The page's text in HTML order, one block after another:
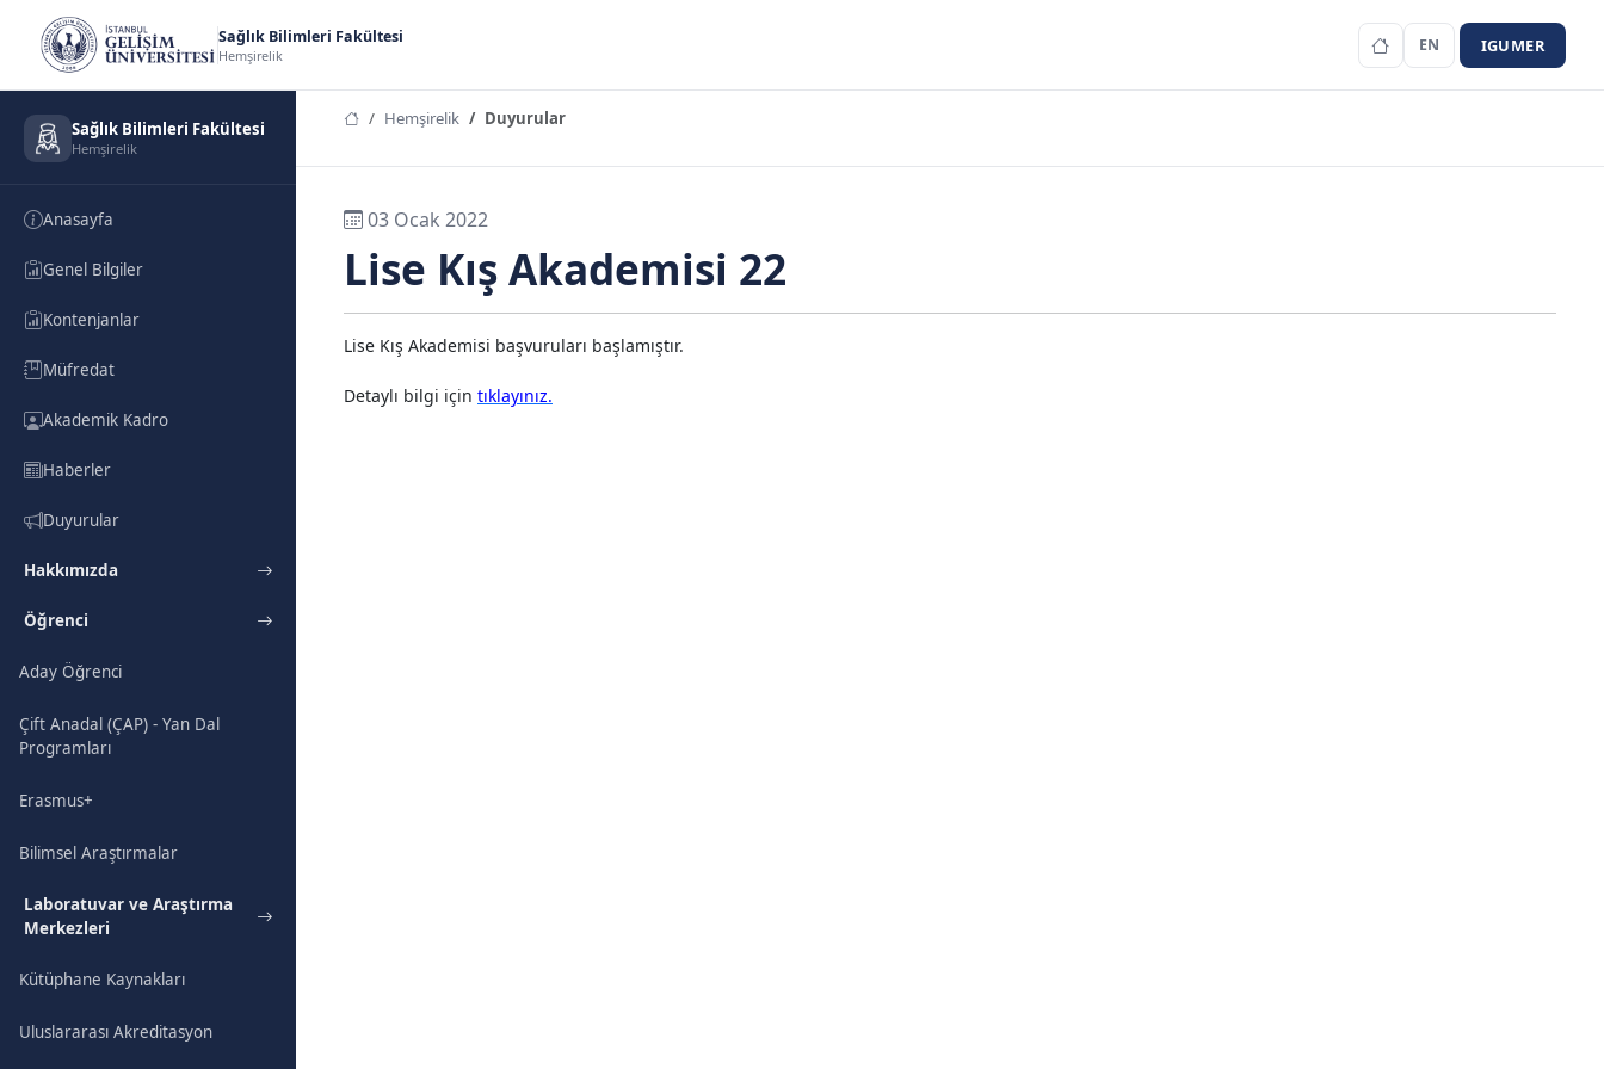
Sağlık Bilimleri Fakültesi
Hemşirelik EN IGUMER
Sağlık Bilimleri Fakültesi
Hemşirelik
Anasayfa
Genel Bilgiler
Kontenjanlar
Müfredat
Akademik Kadro
Haberler
Duyurular
Hakkımızda
Öğrenci
Aday Öğrenci
Çift Anadal (ÇAP) - Yan Dal
Programları
Erasmus+
Bilimsel Araştırmalar
Laboratuvar ve Araştırma
Merkezleri
Kütüphane Kaynakları
Uluslararası Akreditasyon
Hemşirelik Duyurular
03 Ocak 2022
Lise Kış Akademisi 22
Lise Kış Akademisi başvuruları başlamıştır.
Detaylı bilgi için tıklayınız.